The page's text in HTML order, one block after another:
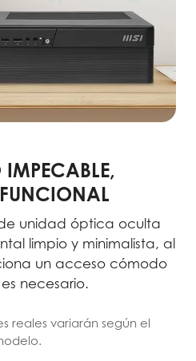
IMPECABLE,
unidad óptica oculta
limpio y minimalista, al
un acceso cómodo
necesario.
reales variarán según el